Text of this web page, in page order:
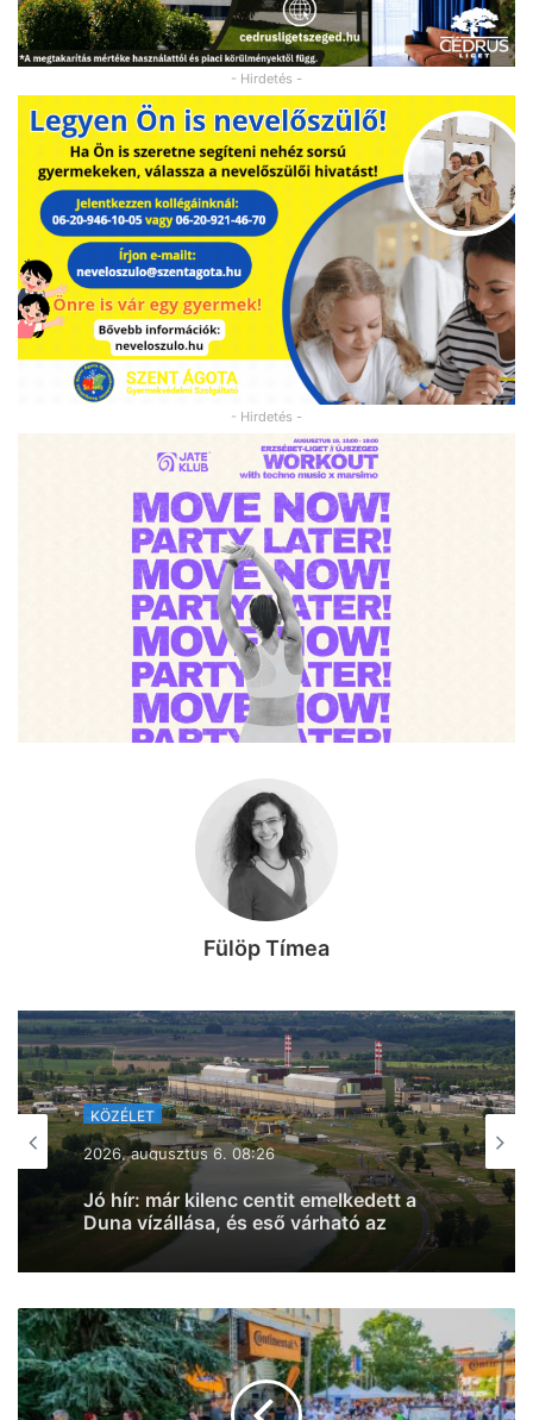
- Hirdetés -
- Hirdetés -
Fülöp Tímea
KÖZÉLET
2026, augusztus 6. 08:26
Jó hír: már kilenc centit emelkedett a
Duna vízállása, és eső várható az
osztrák vízgyűjtőkön
KÖZÉLET
2026, augusztus 5. 16:23
Kiderült, hogy kiket ajánl az SZTE a
Szegedi Tudományegyetemért
Alapítvány kuratóriumi és
felügyelőbizottsági tagjainak (fotók)